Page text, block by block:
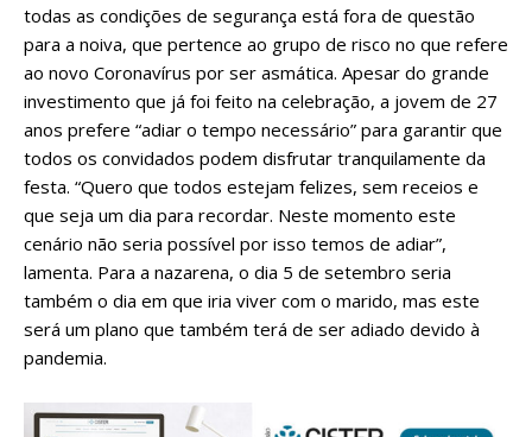
todas as condições de segurança está fora de questão
para a noiva, que pertence ao grupo de risco no que refere
ao novo Coronavírus por ser asmática. Apesar do grande
investimento que já foi feito na celebração, a jovem de 27
anos prefere “adiar o tempo necessário” para garantir que
todos os convidados podem disfrutar tranquilamente da
festa. “Quero que todos estejam felizes, sem receios e
que seja um dia para recordar. Neste momento este
cenário não seria possível por isso temos de adiar”,
lamenta. Para a nazarena, o dia 5 de setembro seria
também o dia em que iria viver com o marido, mas este
será um plano que também terá de ser adiado devido à
pandemia.